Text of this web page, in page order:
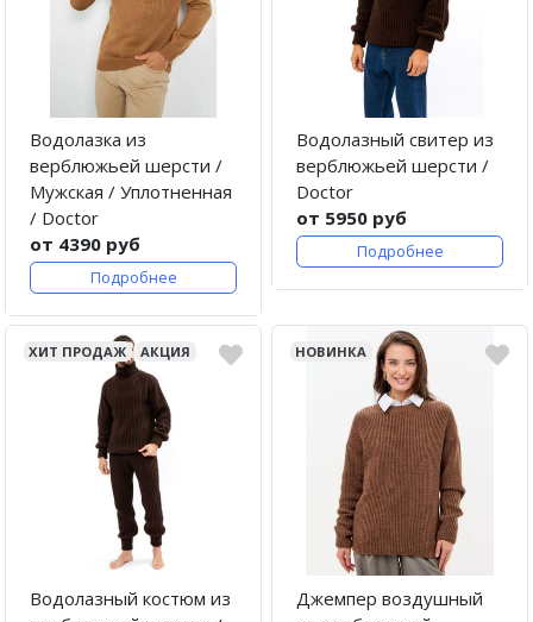
Водолазка из
верблюжьей шерсти /
Мужская / Уплотненная
/ Doctor
от 4390 руб
Подробнее
Водолазный свитер из
верблюжьей шерсти /
Doctor
от 5950 руб
Подробнее
ХИТ ПРОДАЖ АКЦИЯ
Водолазный костюм из
НОВИНКА
Джемпер воздушный